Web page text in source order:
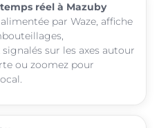
réel à Mazuby
par Waze, affiche
sur les axes autour
ou zoomez pour